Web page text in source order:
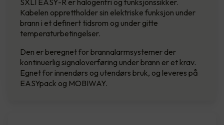
Kabelen opprettholder sin elektriske funksjon under
brann i et definert tidsrom og under gitte
temperaturbetingelser.
Den er beregnet for brannalarmsystemer der
kontinuerlig signaloverføring under brann er et krav.
Egnet for innendørs og utendørs bruk, og leveres på
EASYpack og MOBIWAY.